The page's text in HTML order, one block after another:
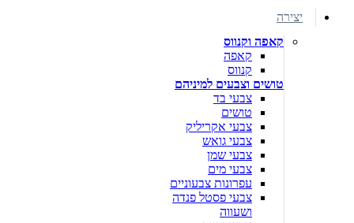
יצירה
קאפה וקנווס
קאפה
קנווס
טושים וצבעים למיניהם
צבעי בד
טושים
צבעי אקריליק
צבעי גואש
צבעי שמן
צבעי מים
עפרונות צבעוניים
צבעי פסטל פנדה
ושעווה